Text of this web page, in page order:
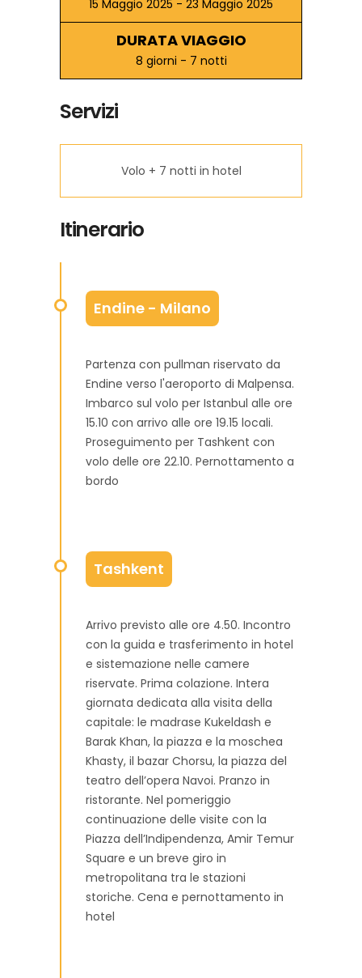
15 Maggio 2025 - 23 Maggio 2025
DURATA VIAGGIO
8 giorni - 7 notti
Servizi
Volo + 7 notti in hotel
Itinerario
Endine - Milano
Partenza con pullman riservato da
Endine verso l'aeroporto di Malpensa.
Imbarco sul volo per Istanbul alle ore
15.10 con arrivo alle ore 19.15 locali.
Proseguimento per Tashkent con
volo delle ore 22.10. Pernottamento a
bordo
Tashkent
Arrivo previsto alle ore 4.50. Incontro
con la guida e trasferimento in hotel
e sistemazione nelle camere
riservate. Prima colazione. Intera
giornata dedicata alla visita della
capitale: le madrase Kukeldash e
Barak Khan, la piazza e la moschea
Khasty, il bazar Chorsu, la piazza del
teatro dell’opera Navoi. Pranzo in
ristorante. Nel pomeriggio
continuazione delle visite con la
Piazza dell’Indipendenza, Amir Temur
Square e un breve giro in
metropolitana tra le stazioni
storiche. Cena e pernottamento in
hotel